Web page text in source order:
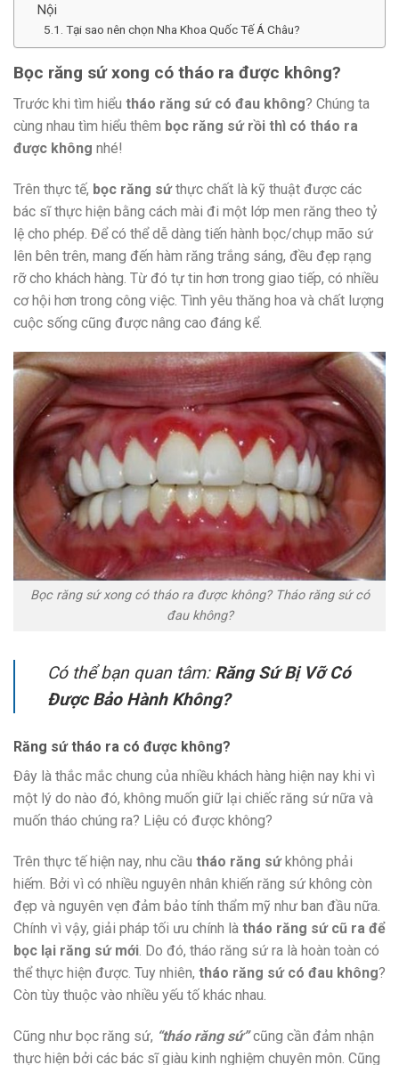
Nội
Tại sao nên chọn Nha Khoa Quốc Tế Á Châu?
Bọc răng sứ xong có tháo ra được không?
Trước khi tìm hiểu tháo răng sứ có đau không? Chúng ta
cùng nhau tìm hiểu thêm bọc răng sứ rồi thì có tháo ra
được không nhé!
Trên thực tế, bọc răng sứthực chất là kỹ thuật được các
bác sĩ thực hiện bằng cách mài đi một lớp men răng theo tỷ
lệ cho phép. Để có thể dễ dàng tiến hành bọc/chụp mão sứ
lên bên trên, mang đến hàm răng trắng sáng, đều đẹp rạng
rỡ cho khách hàng. Từ đó tự tin hơn trong giao tiếp, có nhiều
cơ hội hơn trong công việc. Tình yêu thăng hoa và chất lượng
cuộc sống cũng được nâng cao đáng kể.
Bọc răng sứ xong có tháo ra được không? Tháo răng sứ có
đau không?
Có thể bạn quan tâm: Răng Sứ Bị Vỡ Có
Được Bảo Hành Không?
Răng sứ tháo ra có được không?
Đây là thắc mắc chung của nhiều khách hàng hiện nay khi vì
một lý do nào đó, không muốn giữ lại chiếc răng sứ nữa và
muốn tháo chúng ra? Liệu có được không?
Trên thực tế hiện nay, nhu cầu tháo răng sứkhông phải
hiếm. Bởi vì có nhiều nguyên nhân khiến răng sứ không còn
đẹp và nguyên vẹn đảm bảo tính thẩm mỹ như ban đầu nữa.
Chính vì vậy, giải pháp tối ưu chính là tháo răng sứ cũ ra để
bọc lại răng sứ mới. Do đó, tháo răng sứ ra là hoàn toàn có
thể thực hiện được. Tuy nhiên, tháo răng sứ có đau không?
Còn tùy thuộc vào nhiều yếu tố khác nhau.
Cũng như bọc răng sứ, “tháo răng sứ” cũng cần đảm nhận
thực hiện bởi các bác sĩ giàu kinh nghiệm chuyên môn. Cũng